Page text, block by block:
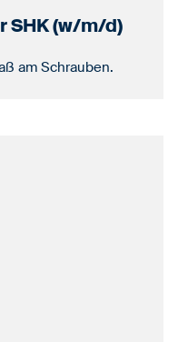
SHK (w/m/d)
am Schrauben.